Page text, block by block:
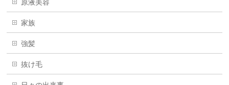
原液美容
家族
強髪
抜け毛